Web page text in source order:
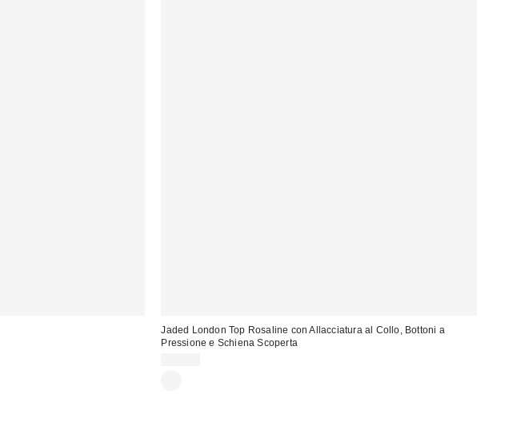
Jaded London Top Rosaline con Allacciatura al Collo, Bottoni a
Pressione e Schiena Scoperta